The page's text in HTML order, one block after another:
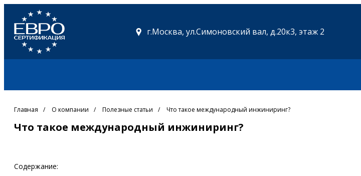
г.Москва, ул.Симоновский вал, д.20к3, этаж 2
Главная / О компании / Полезные статьи / Что такое международный инжиниринг?
Что такое международный инжиниринг?
Содержание: